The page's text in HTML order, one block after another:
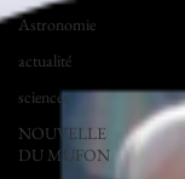
Astronomie
actualité
sciences
NOUVELLE
DU MUFON